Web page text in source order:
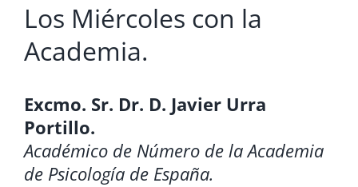
Los Miércoles con la
Academia.
Excmo. Sr. Dr. D. Javier Urra
Portillo.
Académico de Número de la Academia
de Psicología de España.